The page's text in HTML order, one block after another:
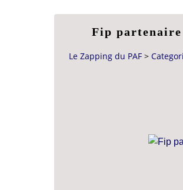
Fip partenaire
Le Zapping du PAF >